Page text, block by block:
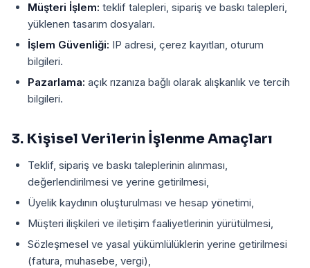
Müşteri İşlem: teklif talepleri, sipariş ve baskı talepleri,
yüklenen tasarım dosyaları.
İşlem Güvenliği: IP adresi, çerez kayıtları, oturum
bilgileri.
Pazarlama: açık rızanıza bağlı olarak alışkanlık ve tercih
bilgileri.
3. Kişisel Verilerin İşlenme Amaçları
Teklif, sipariş ve baskı taleplerinin alınması,
değerlendirilmesi ve yerine getirilmesi,
Üyelik kaydının oluşturulması ve hesap yönetimi,
Müşteri ilişkileri ve iletişim faaliyetlerinin yürütülmesi,
Sözleşmesel ve yasal yükümlülüklerin yerine getirilmesi
(fatura, muhasebe, vergi),